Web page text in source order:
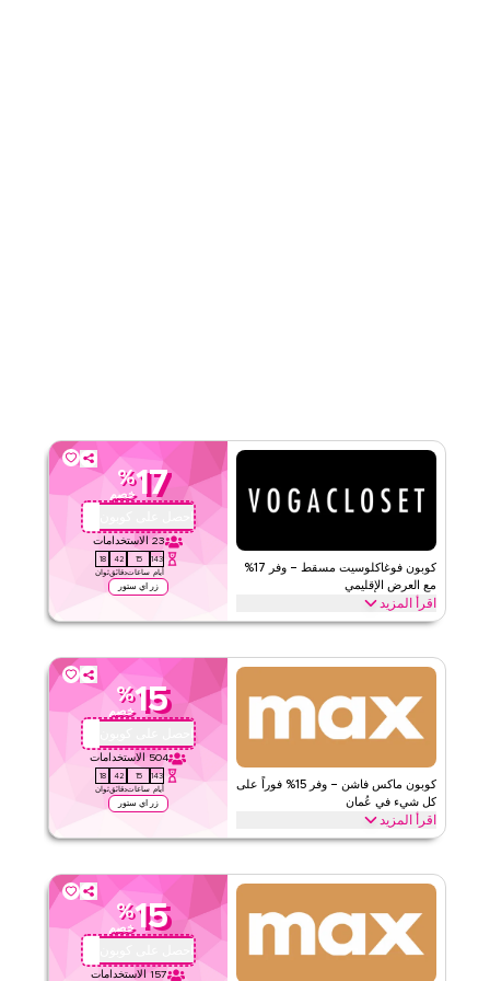
كوبون فوغاكلوسيت مسقط – وفر 17%
مع العرض الإقليمي
اقرأ المزيد
17
%
خصم
احصل على كوبون
23 الاستخدامات
143
أيام
15
ساعات
42
دقائق
17
ثوان
زر اي ستور
وفر 17% على طلبك من فوغاكلوسيت مع كود برومو الإقليمي. طبق عند
اليوم قبل انتهاء العرض.
فوغا كلوسيت الأحكام والشروط
الحد الأدنى للطلب
ويب/تطبيق
الفئات
على مستوى الموقعكوبون ماكس فاشن – وفر 15% فوراً على
كل شيء في عُمان
اقرأ المزيد
15
%
خصم
احصل على كوبون
504 الاستخدامات
143
أيام
15
ساعات
42
دقائق
17
ثوان
زر اي ستور
وفر 15% فوراً مع كود ماكس فاشن هذا على كل شيء. استخدم الآن
التجميل، الأحذية، الإكسسوارات والمزيد.
ماكس فاشن الأحكام والشروط
الحد الأدنى للطلب
ينطبق على
ويب/تطبيق
15
%
خصم
احصل على كوبون
157 الاستخدامات